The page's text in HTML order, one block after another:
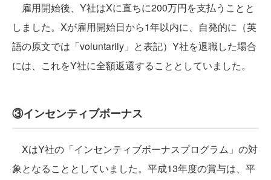
雇用開始後、Y社はXに直ちに200万円を支払うことと
しました。Xが雇用開始日から1年以内に、自発的に（英
語の原文では「voluntarily」と表記）Y社を退職した場合
には、これをY社に全額返還することとしていました。
③インセンティブボーナス
XはY社の「インセンティブボーナスプログラム」の対
象となることとしていました。平成13年度の賞与は、平